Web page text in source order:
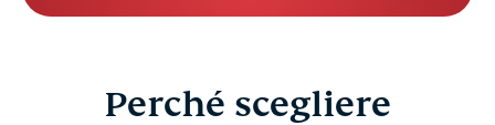
Perché scegliere